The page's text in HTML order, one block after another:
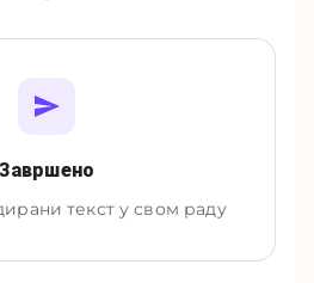
Завршено
текст у свом раду